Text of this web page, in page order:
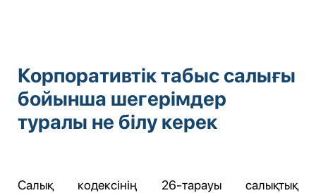
Корпоративтік табыс салығы
бойынша шегерімдер
туралы не білу керек
Салық кодексінің 26-тарауы салықтық